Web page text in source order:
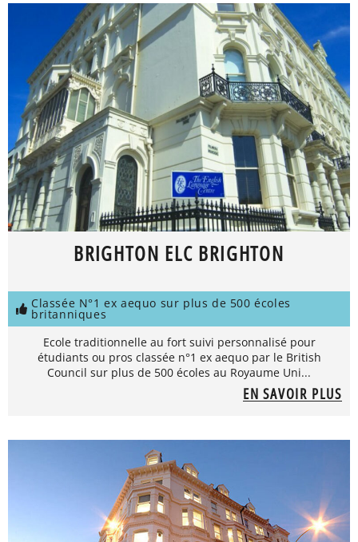
BRIGHTON ELC BRIGHTON
Classée N°1 ex aequo sur plus de 500 écoles
britanniques
Ecole traditionnelle au fort suivi personnalisé pour
étudiants ou pros classée n°1 ex aequo par le British
Council sur plus de 500 écoles au Royaume Uni...
EN SAVOIR PLUS